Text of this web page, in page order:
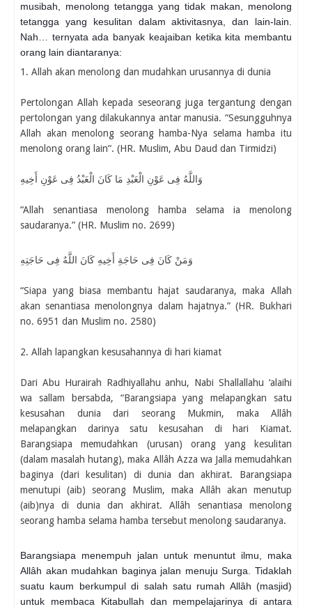
musibah, menolong tetangga yang tidak makan, menolong
tetangga yang kesulitan dalam aktivitasnya, dan lain-lain.
Nah… ternyata ada banyak keajaiban ketika kita membantu
orang lain diantaranya:
1. Allah akan menolong dan mudahkan urusannya di dunia
Pertolongan Allah kepada seseorang juga tergantung dengan
pertolongan yang dilakukannya antar manusia. “Sesungguhnya
Allah akan menolong seorang hamba-Nya selama hamba itu
menolong orang lain“. (HR. Muslim, Abu Daud dan Tirmidzi)
وَاللَّهُ فِى عَوْنِ الْعَبْدِ مَا كَانَ الْعَبْدُ فِى عَوْنِ أَخِيهِ
“Allah senantiasa menolong hamba selama ia menolong
saudaranya.” (HR. Muslim no. 2699)
وَمَنْ كَانَ فِى حَاجَةِ أَخِيهِ كَانَ اللَّهُ فِى حَاجَتِهِ
“Siapa yang biasa membantu hajat saudaranya, maka Allah
akan senantiasa menolongnya dalam hajatnya.” (HR. Bukhari
no. 6951 dan Muslim no. 2580)
2. Allah lapangkan kesusahannya di hari kiamat
Dari Abu Hurairah Radhiyallahu anhu, Nabi Shallallahu ‘alaihi
wa sallam bersabda, “Barangsiapa yang melapangkan satu
kesusahan dunia dari seorang Mukmin, maka Allâh
melapangkan darinya satu kesusahan di hari Kiamat.
Barangsiapa memudahkan (urusan) orang yang kesulitan
(dalam masalah hutang), maka Allâh Azza wa Jalla memudahkan
baginya (dari kesulitan) di dunia dan akhirat. Barangsiapa
menutupi (aib) seorang Muslim, maka Allâh akan menutup
(aib)nya di dunia dan akhirat. Allâh senantiasa menolong
seorang hamba selama hamba tersebut menolong saudaranya.
Barangsiapa menempuh jalan untuk menuntut ilmu, maka
Allâh akan mudahkan baginya jalan menuju Surga. Tidaklah
suatu kaum berkumpul di salah satu rumah Allâh (masjid)
untuk membaca Kitabullah dan mempelajarinya di antara